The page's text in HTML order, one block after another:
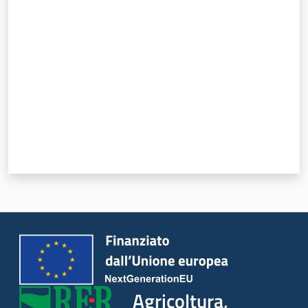
Agricoltura,
caccia e
pesca
Argomenti Agricoltura,